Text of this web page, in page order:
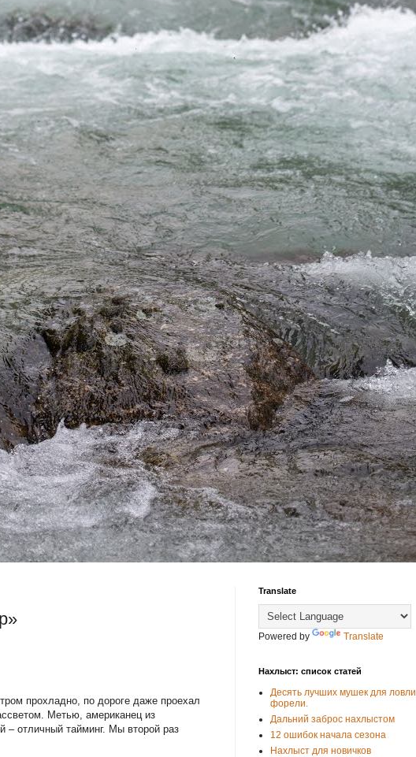
прохладно, по дороге даже проехал
Метью, американец из
– отличный тайминг. Мы второй раз
Translate
Powered by Translate
Нахлыст: список статей
Десять лучших мушек для ловли
форели.
Дальний заброс нахлыстом
12 ошибок начала сезона
Нахлыст для новичков